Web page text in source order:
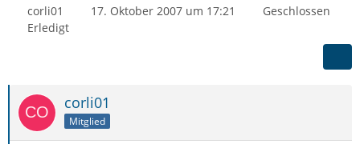
corli01 17. Oktober 2007 um 17:21
Geschlossen
Erledigt
corli01
Mitglied